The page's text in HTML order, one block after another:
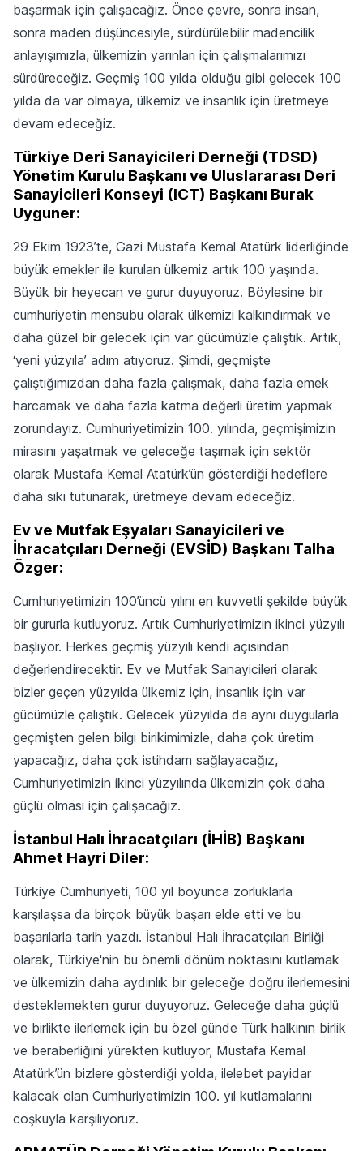
başarmak için çalışacağız. Önce çevre, sonra insan,
sonra maden düşüncesiyle, sürdürülebilir madencilik
anlayışımızla, ülkemizin yarınları için çalışmalarımızı
sürdüreceğiz. Geçmiş 100 yılda olduğu gibi gelecek 100
yılda da var olmaya, ülkemiz ve insanlık için üretmeye
devam edeceğiz.
Türkiye Deri Sanayicileri Derneği (TDSD)
Yönetim Kurulu Başkanı ve Uluslararası Deri
Sanayicileri Konseyi (ICT) Başkanı Burak
Uyguner:
29 Ekim 1923’te, Gazi Mustafa Kemal Atatürk liderliğinde
büyük emekler ile kurulan ülkemiz artık 100 yaşında.
Büyük bir heyecan ve gurur duyuyoruz. Böylesine bir
cumhuriyetin mensubu olarak ülkemizi kalkındırmak ve
daha güzel bir gelecek için var gücümüzle çalıştık. Artık,
‘yeni yüzyıla’ adım atıyoruz. Şimdi, geçmişte
çalıştığımızdan daha fazla çalışmak, daha fazla emek
harcamak ve daha fazla katma değerli üretim yapmak
zorundayız. Cumhuriyetimizin 100. yılında, geçmişimizin
mirasını yaşatmak ve geleceğe taşımak için sektör
olarak Mustafa Kemal Atatürk’ün gösterdiği hedeflere
daha sıkı tutunarak, üretmeye devam edeceğiz.
Ev ve Mutfak Eşyaları Sanayicileri ve
İhracatçıları Derneği (EVSİD) Başkanı Talha
Özger:
Cumhuriyetimizin 100’üncü yılını en kuvvetli şekilde büyük
bir gururla kutluyoruz. Artık Cumhuriyetimizin ikinci yüzyılı
başlıyor. Herkes geçmiş yüzyılı kendi açısından
değerlendirecektir. Ev ve Mutfak Sanayicileri olarak
bizler geçen yüzyılda ülkemiz için, insanlık için var
gücümüzle çalıştık. Gelecek yüzyılda da aynı duygularla
geçmişten gelen bilgi birikimimizle, daha çok üretim
yapacağız, daha çok istihdam sağlayacağız,
Cumhuriyetimizin ikinci yüzyılında ülkemizin çok daha
güçlü olması için çalışacağız.
İstanbul Halı İhracatçıları (İHİB) Başkanı
Ahmet Hayri Diler:
Türkiye Cumhuriyeti, 100 yıl boyunca zorluklarla
karşılaşsa da birçok büyük başarı elde etti ve bu
başarılarla tarih yazdı. İstanbul Halı İhracatçıları Birliği
olarak, Türkiye'nin bu önemli dönüm noktasını kutlamak
ve ülkemizin daha aydınlık bir geleceğe doğru ilerlemesini
desteklemekten gurur duyuyoruz. Geleceğe daha güçlü
ve birlikte ilerlemek için bu özel günde Türk halkının birlik
ve beraberliğini yürekten kutluyor, Mustafa Kemal
Atatürk’ün bizlere gösterdiği yolda, ilelebet payidar
kalacak olan Cumhuriyetimizin 100. yıl kutlamalarını
coşkuyla karşılıyoruz.